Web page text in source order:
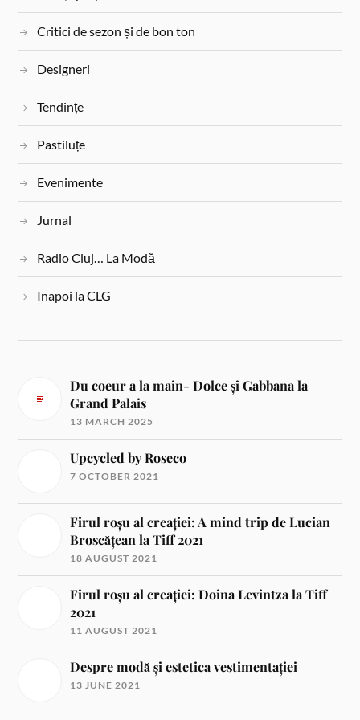
Critici de sezon și de bon ton
Designeri
Tendințe
Pastiluțe
Evenimente
Jurnal
Radio Cluj… La Modă
Inapoi la CLG
Du coeur a la main- Dolce și Gabbana la
Grand Palais
13 MARCH 2025
Upcycled by Roseco
7 OCTOBER 2021
Firul roșu al creației: A mind trip de Lucian
Broscățean la Tiff 2021
18 AUGUST 2021
Firul roșu al creației: Doina Levintza la Tiff
2021
11 AUGUST 2021
Despre modă și estetica vestimentației
13 JUNE 2021